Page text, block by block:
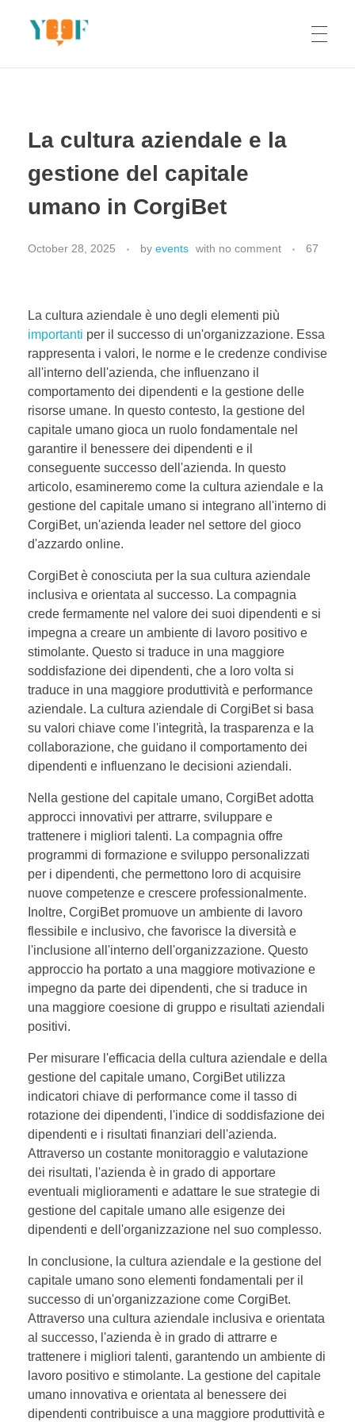
La cultura aziendale e la
gestione del capitale
umano in CorgiBet
October 28, 2025 by events with no comment 67
La cultura aziendale è uno degli elementi più
importanti per il successo di un'organizzazione. Essa
rappresenta i valori, le norme e le credenze condivise
all'interno dell'azienda, che influenzano il
comportamento dei dipendenti e la gestione delle
risorse umane. In questo contesto, la gestione del
capitale umano gioca un ruolo fondamentale nel
garantire il benessere dei dipendenti e il
conseguente successo dell'azienda. In questo
articolo, esamineremo come la cultura aziendale e la
gestione del capitale umano si integrano all'interno di
CorgiBet, un'azienda leader nel settore del gioco
d'azzardo online.
CorgiBet è conosciuta per la sua cultura aziendale
inclusiva e orientata al successo. La compagnia
crede fermamente nel valore dei suoi dipendenti e si
impegna a creare un ambiente di lavoro positivo e
stimolante. Questo si traduce in una maggiore
soddisfazione dei dipendenti, che a loro volta si
traduce in una maggiore produttività e performance
aziendale. La cultura aziendale di CorgiBet si basa
su valori chiave come l'integrità, la trasparenza e la
collaborazione, che guidano il comportamento dei
dipendenti e influenzano le decisioni aziendali.
Nella gestione del capitale umano, CorgiBet adotta
approcci innovativi per attrarre, sviluppare e
trattenere i migliori talenti. La compagnia offre
programmi di formazione e sviluppo personalizzati
per i dipendenti, che permettono loro di acquisire
nuove competenze e crescere professionalmente.
Inoltre, CorgiBet promuove un ambiente di lavoro
flessibile e inclusivo, che favorisce la diversità e
l'inclusione all'interno dell'organizzazione. Questo
approccio ha portato a una maggiore motivazione e
impegno da parte dei dipendenti, che si traduce in
una maggiore coesione di gruppo e risultati aziendali
positivi.
Per misurare l'efficacia della cultura aziendale e della
gestione del capitale umano, CorgiBet utilizza
indicatori chiave di performance come il tasso di
rotazione dei dipendenti, l'indice di soddisfazione dei
dipendenti e i risultati finanziari dell'azienda.
Attraverso un costante monitoraggio e valutazione
dei risultati, l'azienda è in grado di apportare
eventuali miglioramenti e adattare le sue strategie di
gestione del capitale umano alle esigenze dei
dipendenti e dell'organizzazione nel suo complesso.
In conclusione, la cultura aziendale e la gestione del
capitale umano sono elementi fondamentali per il
successo di un'organizzazione come CorgiBet.
Attraverso una cultura aziendale inclusiva e orientata
al successo, l'azienda è in grado di attrarre e
trattenere i migliori talenti, garantendo un ambiente di
lavoro positivo e stimolante. La gestione del capitale
umano innovativa e orientata al benessere dei
dipendenti contribuisce a una maggiore produttività e